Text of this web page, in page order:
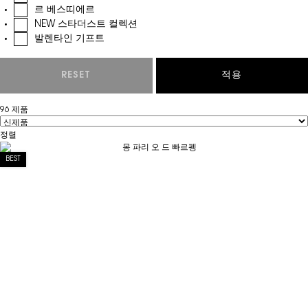
르 베스띠에르
NEW 스타더스트 컬렉션
발렌타인 기프트
RESET CHOOSEN REFINEMENT FILTERS
적용
96 제품
정렬
Filter menu
BEST